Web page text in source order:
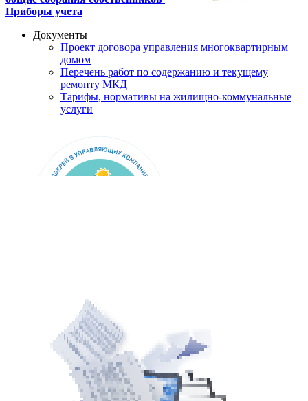
Приборы учета
Документы
Проект договора управления многоквартирным
домом
Перечень работ по содержанию и текущему
ремонту МКД
Тарифы, нормативы на жилищно-коммунальные
услуги